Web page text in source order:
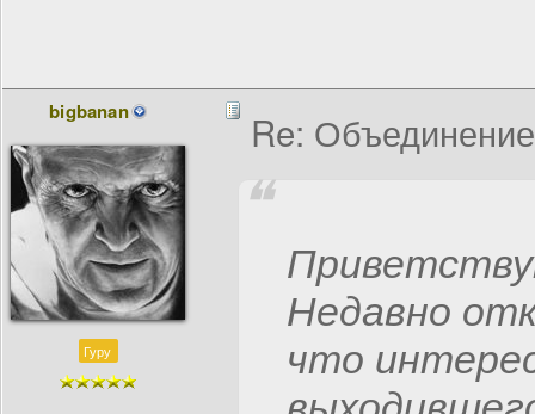
bigbanan
Гуру
Re:
Недавно
что